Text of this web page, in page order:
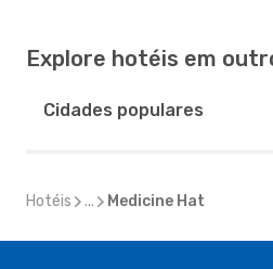
Explore hotéis em
Cidades populares
Hotéis ... Medicine Hat